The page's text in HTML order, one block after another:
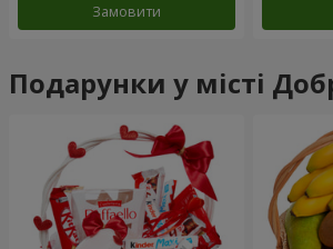
Замовити
Подарунки у місті